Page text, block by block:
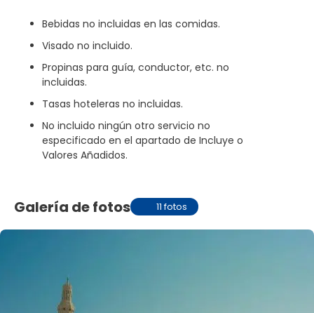
Bebidas no incluidas en las comidas.
Visado no incluido.
Propinas para guía, conductor, etc. no
incluidas.
Tasas hoteleras no incluidas.
No incluido ningún otro servicio no
especificado en el apartado de Incluye o
Valores Añadidos.
Galería de fotos 11 fotos